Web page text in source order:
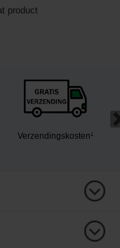
product
Verzendingskosten¹